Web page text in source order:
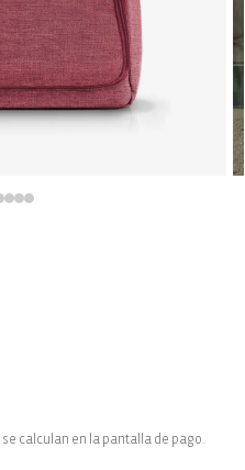
se calculan en la pantalla de pago.